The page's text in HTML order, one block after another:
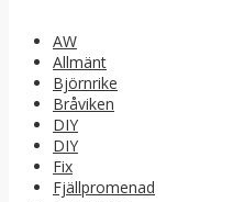
AW
Allmänt
Björnrike
Bråviken
DIY
DIY
Fix
Fjällpromenad